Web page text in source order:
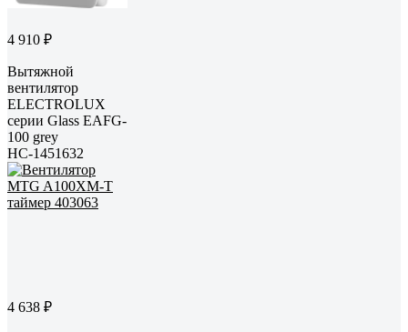
4 910 ₽
Вытяжной
вентилятор
ELECTROLUX
серии Glass EAFG-
100 grey
НС-1451632
4 638 ₽